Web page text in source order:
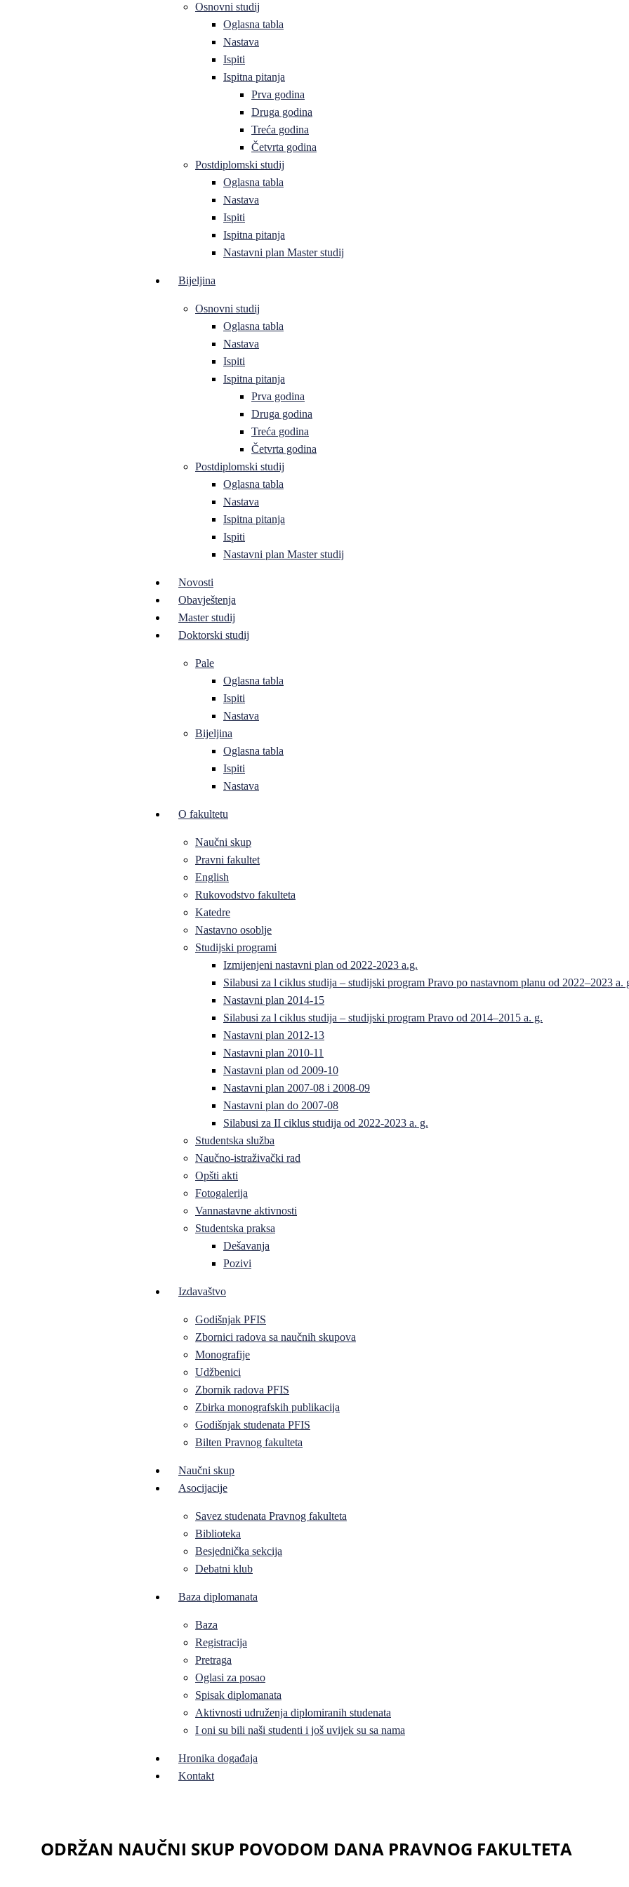
Osnovni studij
Oglasna tabla
Nastava
Ispiti
Ispitna pitanja
Prva godina
Druga godina
Treća godina
Četvrta godina
Postdiplomski studij
Oglasna tabla
Nastava
Ispiti
Ispitna pitanja
Nastavni plan Master studij
Bijeljina
Osnovni studij
Oglasna tabla
Nastava
Ispiti
Ispitna pitanja
Prva godina
Druga godina
Treća godina
Četvrta godina
Postdiplomski studij
Oglasna tabla
Nastava
Ispitna pitanja
Ispiti
Nastavni plan Master studij
Novosti
Obavještenja
Master studij
Doktorski studij
Pale
Oglasna tabla
Ispiti
Nastava
Bijeljina
Oglasna tabla
Ispiti
Nastava
O fakultetu
Naučni skup
Pravni fakultet
English
Rukovodstvo fakulteta
Katedre
Nastavno osoblje
Studijski programi
Izmijenjeni nastavni plan od 2022-2023 a.g.
Silabusi za l ciklus studija – studijski program Pravo po nastavnom planu od 2022–2023 a.
Nastavni plan 2014-15
Silabusi za l ciklus studija – studijski program Pravo od 2014–2015 a. g.
Nastavni plan 2012-13
Nastavni plan 2010-11
Nastavni plan od 2009-10
Nastavni plan 2007-08 i 2008-09
Nastavni plan do 2007-08
Silabusi za II ciklus studija od 2022-2023 a. g.
Studentska služba
Naučno-istraživački rad
Opšti akti
Fotogalerija
Vannastavne aktivnosti
Studentska praksa
Dešavanja
Pozivi
Izdavaštvo
Godišnjak PFIS
Zbornici radova sa naučnih skupova
Monografije
Udžbenici
Zbornik radova PFIS
Zbirka monografskih publikacija
Godišnjak studenata PFIS
Bilten Pravnog fakulteta
Naučni skup
Asocijacije
Savez studenata Pravnog fakulteta
Biblioteka
Besjednička sekcija
Debatni klub
Baza diplomanata
Baza
Registracija
Pretraga
Oglasi za posao
Spisak diplomanata
Aktivnosti udruženja diplomiranih studenata
I oni su bili naši studenti i još uvijek su sa nama
Hronika događaja
Kontakt
ODRŽAN NAUČNI SKUP POVODOM DANA PRAVNOG FAKULTETA